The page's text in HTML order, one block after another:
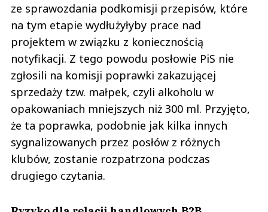
ze sprawozdania podkomisji przepisów, które
na tym etapie wydłużyłyby prace nad
projektem w związku z koniecznością
notyfikacji. Z tego powodu posłowie PiS nie
zgłosili na komisji poprawki zakazującej
sprzedaży tzw. małpek, czyli alkoholu w
opakowaniach mniejszych niż 300 ml. Przyjęto,
że ta poprawka, podobnie jak kilka innych
sygnalizowanych przez posłów z różnych
klubów, zostanie rozpatrzona podczas
drugiego czytania.